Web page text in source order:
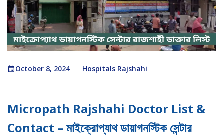
October 8, 2024 Hospitals Rajshahi
Micropath Rajshahi Doctor List &
Contact – মাইক্রোপ্যাথ ডায়াগনস্টিক সেন্টার